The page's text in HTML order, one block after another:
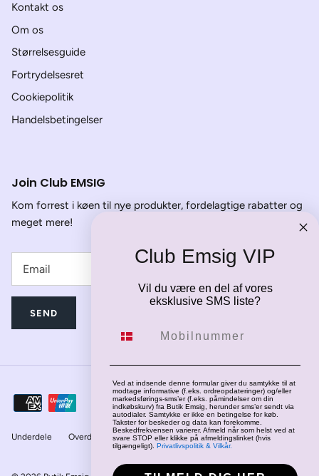
Kontakt os
Om os
Størrelsesguide
Fortrydelsesret
Cookiepolitik
Handelsbetingelser
Join Club EMSIG
Kom forrest i køen til nye produkter, fordelagtige rabatter og
meget mere!
SEND
Underdele Overdele Jakker Fodtøj
Club Emsig VIP
Vil du være en del af vores
eksklusive SMS liste?
Ved at indsende denne formular giver du samtykke til at
modtage informative (f.eks. ordreopdateringer) og/eller
markedsførings-sms’er (f.eks. påmindelser om din
indkøbskurv) fra Butik Emsig, herunder sms’er sendt via
autodialer. Samtykke er ikke en betingelse for køb.
Takster for beskeder og data kan forekomme.
Beskedfrekvensen varierer. Afmeld når som helst ved at
svare STOP eller klikke på afmeldingslinket (hvis
tilgængeligt). Privatlivspolitik & Vilkår.